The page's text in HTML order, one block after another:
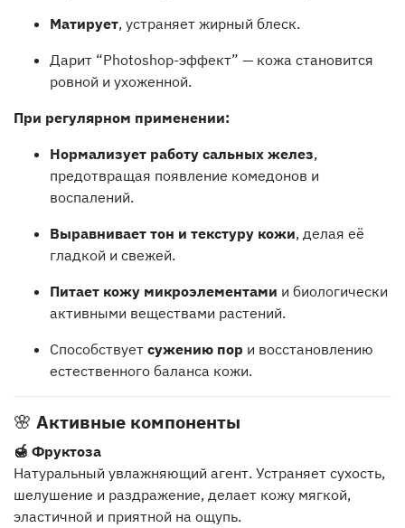
Матирует, устраняет жирный блеск.
Дарит “Photoshop-эффект” — кожа становится
ровной и ухоженной.
При регулярном применении:
Нормализует работу сальных желез,
предотвращая появление комедонов и
воспалений.
Выравнивает тон и текстуру кожи, делая её
гладкой и свежей.
Питает кожу микроэлементами и биологически
активными веществами растений.
Способствует сужению пор и восстановлению
естественного баланса кожи.
🌸 Активные компоненты
🍯 Фруктоза
Натуральный увлажняющий агент. Устраняет сухость,
шелушение и раздражение, делает кожу мягкой,
эластичной и приятной на ощупь.